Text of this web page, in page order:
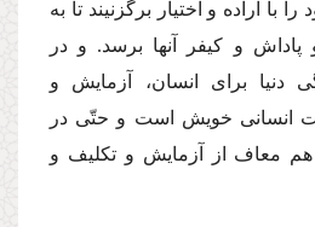
با اراده و اختیار برگزنیند تا به
پاداش و كیفر آنها برسد. و در
دنیا براى انسان، آزمایش و
انسانى خویش است و حتّى در
معاف از آزمایش و تكلیف و